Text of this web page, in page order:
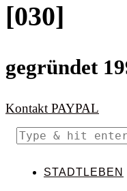
[030]
gegründet
Kontakt PAYPAL
STADTLEBEN